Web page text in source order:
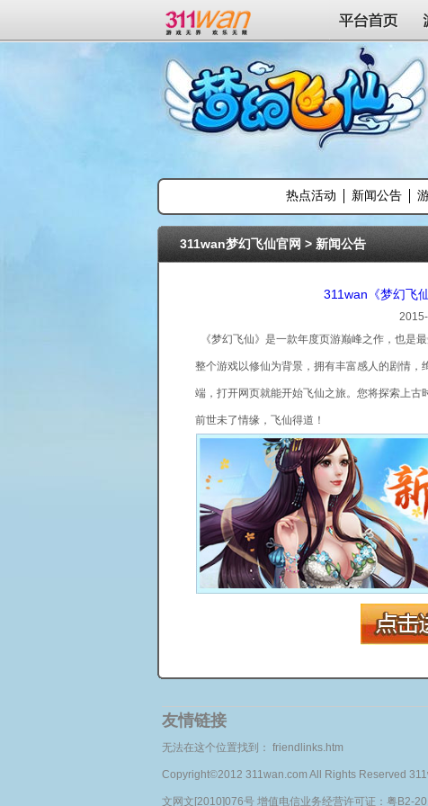
311wan平台 平台首页
热点活动 新闻公告
311wan梦幻飞仙官网>新闻公告
311wan《梦幻飞
《梦幻飞仙》是一款年度页游巅峰之作，也是
整个游戏以修仙为背景，拥有丰富感人的剧情
端，打开网页就能开始飞仙之旅。您将探索上
前世未了情缘，飞仙得道！
友情链接
无法在这个位置找到： friendlinks.htm
Copyright©2012 311wan.com All Rights Reserved
文网文[2010]076号 增值电信业务经营许可证：粤B2-